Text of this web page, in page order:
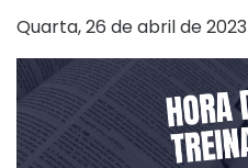
Quarta, 26 de abril de 2023